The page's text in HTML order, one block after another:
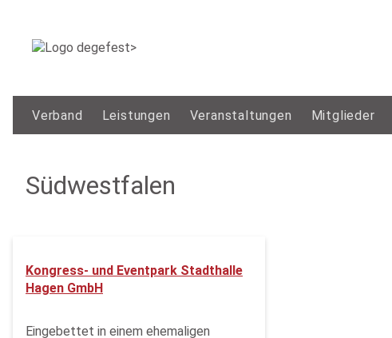
Verband Leistungen Veranstaltungen Mitglieder
Südwestfalen
Kongress- und Eventpark Stadthalle
Hagen GmbH
Eingebettet in einem ehemaligen